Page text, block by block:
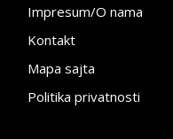
Impresum/O nama
Kontakt
Mapa sajta
Politika privatnosti